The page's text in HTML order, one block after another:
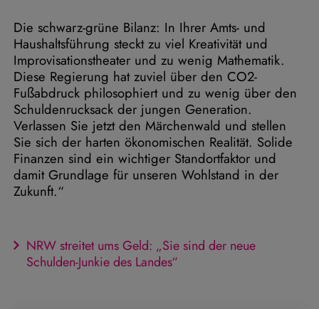
Die schwarz-grüne Bilanz: In Ihrer Amts- und
Haushaltsführung steckt zu viel Kreativität und
Improvisationstheater und zu wenig Mathematik.
Diese Regierung hat zuviel über den CO2-
Fußabdruck philosophiert und zu wenig über den
Schuldenrucksack der jungen Generation.
Verlassen Sie jetzt den Märchenwald und stellen
Sie sich der harten ökonomischen Realität. Solide
Finanzen sind ein wichtiger Standortfaktor und
damit Grundlage für unseren Wohlstand in der
Zukunft.“
NRW streitet ums Geld: „Sie sind der neue
Schulden-Junkie des Landes“